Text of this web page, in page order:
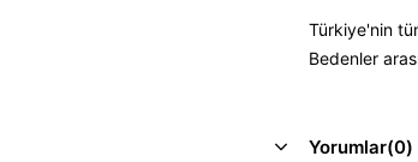
Türkiye'nin
Bedenler
Yorumlar(0)